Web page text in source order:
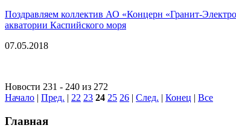
Поздравляем коллектив АО «Концерн «Гранит-
акватории Каспийского моря
07.05.2018
Новости 231 - 240 из 272
Начало | Пред. | 22 23 24 25 26 | След. | Конец | Все
Главная